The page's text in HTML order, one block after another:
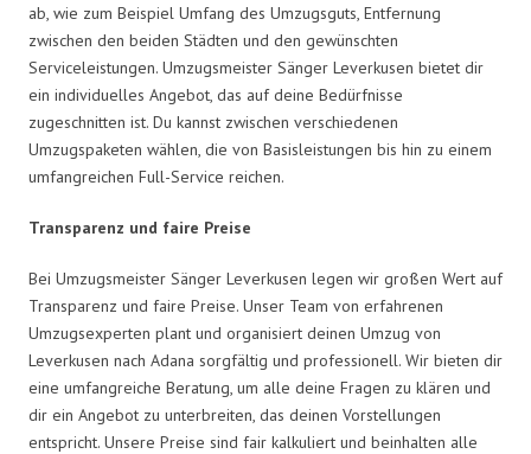
ab, wie zum Beispiel Umfang des Umzugsguts, Entfernung
zwischen den beiden Städten und den gewünschten
Serviceleistungen. Umzugsmeister Sänger Leverkusen bietet dir
ein individuelles Angebot, das auf deine Bedürfnisse
zugeschnitten ist. Du kannst zwischen verschiedenen
Umzugspaketen wählen, die von Basisleistungen bis hin zu einem
umfangreichen Full-Service reichen.
Transparenz und faire Preise
Bei Umzugsmeister Sänger Leverkusen legen wir großen Wert auf
Transparenz und faire Preise. Unser Team von erfahrenen
Umzugsexperten plant und organisiert deinen Umzug von
Leverkusen nach Adana sorgfältig und professionell. Wir bieten dir
eine umfangreiche Beratung, um alle deine Fragen zu klären und
dir ein Angebot zu unterbreiten, das deinen Vorstellungen
entspricht. Unsere Preise sind fair kalkuliert und beinhalten alle